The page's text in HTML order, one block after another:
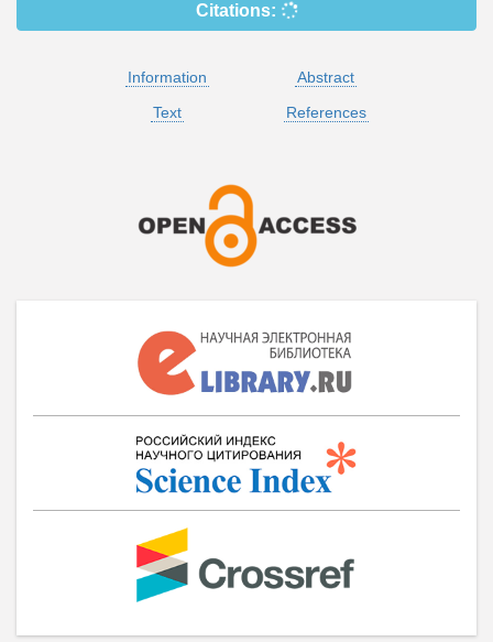
Citations:
Information
Abstract
Text
References